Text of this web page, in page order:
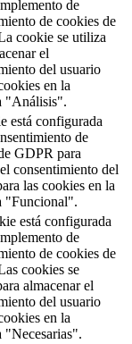
de
de cookies de
cookie se utiliza
el
del usuario
en la
"Análisis".
está configurada
de
GDPR para
consentimiento del
las cookies en la
"Funcional".
está configurada
de
de cookies de
cookies se
almacenar el
del usuario
en la
"Necesarias".